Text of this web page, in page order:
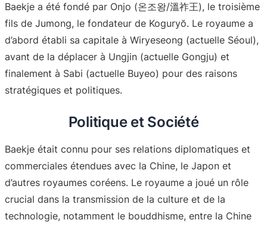
Baekje a été fondé par Onjo (온조왕/溫祚王), le troisième
fils de Jumong, le fondateur de Koguryŏ. Le royaume a
d’abord établi sa capitale à Wiryeseong (actuelle Séoul),
avant de la déplacer à Ungjin (actuelle Gongju) et
finalement à Sabi (actuelle Buyeo) pour des raisons
stratégiques et politiques.
Politique et Société
Baekje était connu pour ses relations diplomatiques et
commerciales étendues avec la Chine, le Japon et
d’autres royaumes coréens. Le royaume a joué un rôle
crucial dans la transmission de la culture et de la
technologie, notamment le bouddhisme, entre la Chine